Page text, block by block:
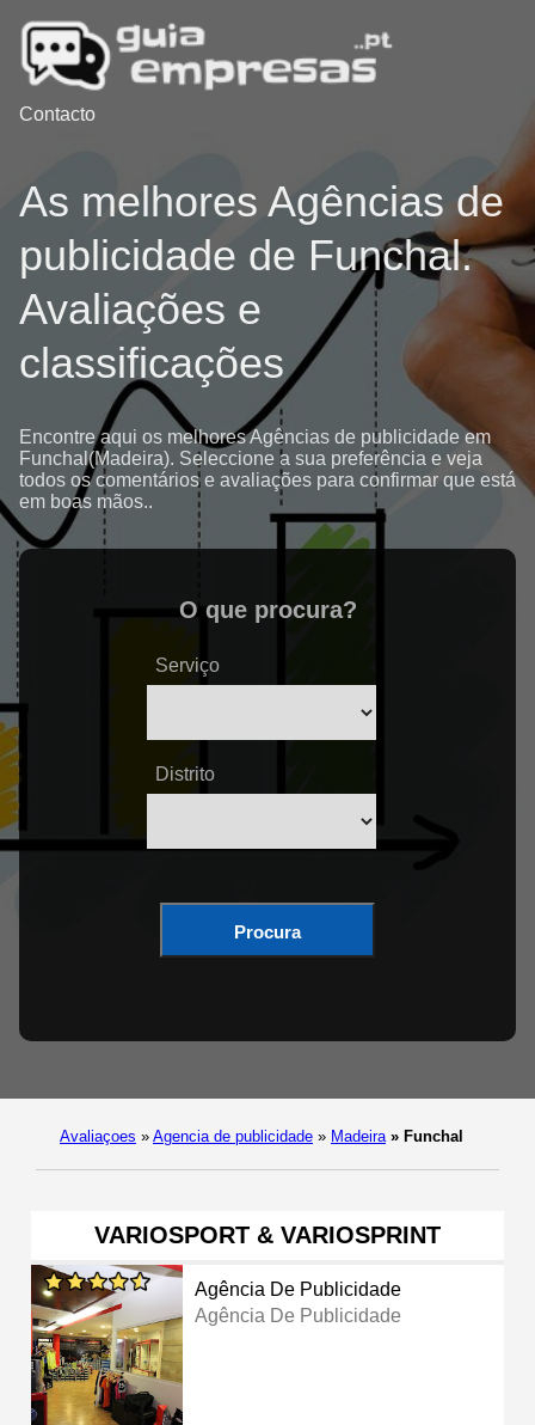
Contacto
As melhores Agências de
publicidade de Funchal.
Avaliações e
classificações
Encontre aqui os melhores Agências de publicidade em
Funchal(Madeira). Seleccione a sua preferência e veja
todos os comentários e avaliações para confirmar que está
em boas mãos..
O que procura?
Serviço
Distrito
Procura
Avaliaçoes » Agencia de publicidade » Madeira » Funchal
VARIOSPORT & VARIOSPRINT
Agência De Publicidade
Agência De Publicidade